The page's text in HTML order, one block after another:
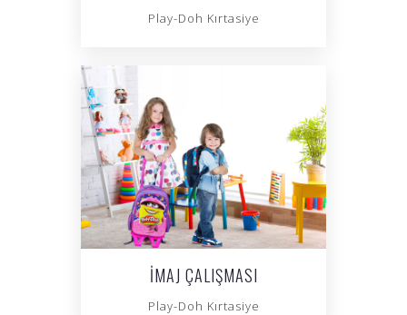
Play-Doh Kırtasiye
İMAJ ÇALIŞMASI
Play-Doh Kırtasiye